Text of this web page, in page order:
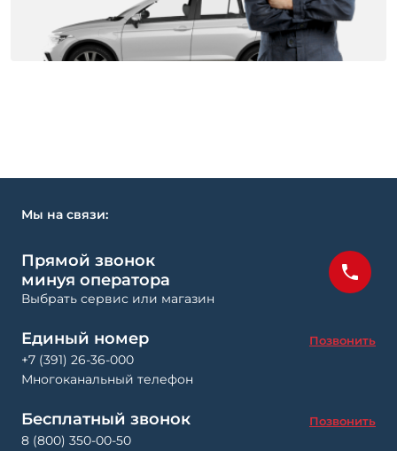
Мы на связи:
Прямой звонок
минуя оператора
Выбрать сервис или магазин
Единый номер Позвонить
+7 (391) 26-36-000
Многоканальный телефон
Бесплатный звонок Позвонить
8 (800) 350-00-50